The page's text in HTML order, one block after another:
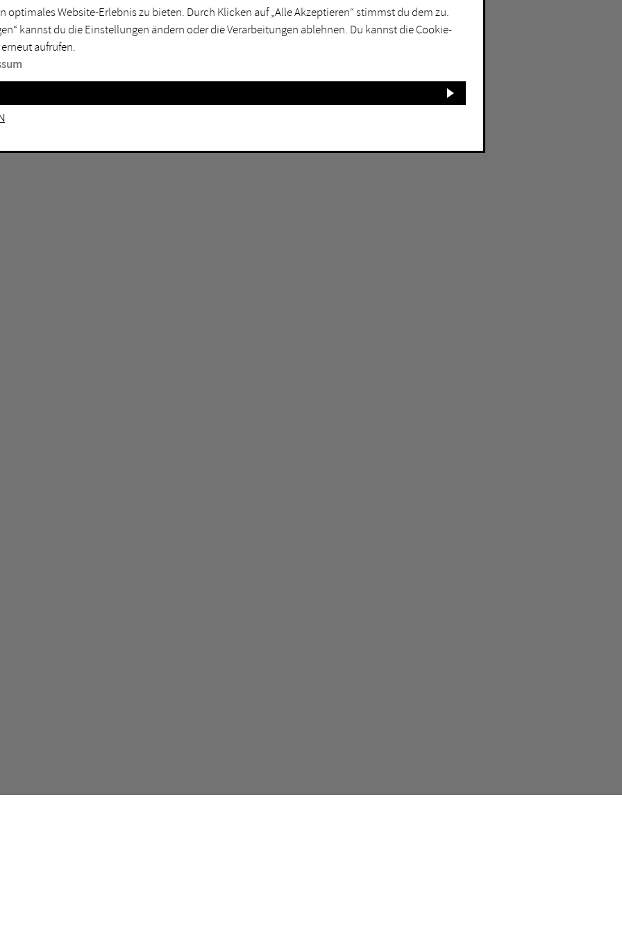
Marl
Mülheim an der Ruhr
KEINE ERGEBNISSE VOR.
optimales Website-Erlebnis zu bieten. Durch Klicken auf „Alle Akzeptieren“ stimmst du dem zu.
kannst du die Einstellungen ändern oder die Verarbeitungen ablehnen. Du kannst die Cookie-
aufrufen.